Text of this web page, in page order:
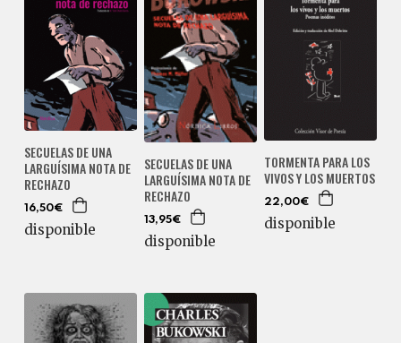
SECUELAS DE UNA
LARGUÍSIMA NOTA DE
RECHAZO
16,50€
disponible
SECUELAS DE UNA
LARGUÍSIMA NOTA DE
RECHAZO
13,95€
disponible
TORMENTA PARA LOS
VIVOS Y LOS MUERTOS
22,00€
disponible